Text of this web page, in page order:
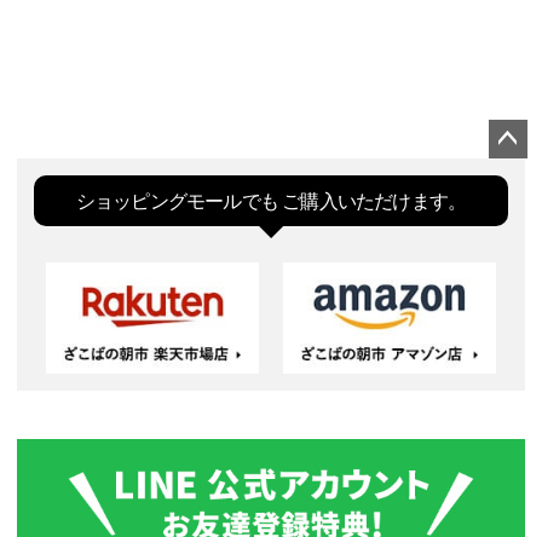
ペー
ジト
ップ
ショッピングモールでも ご購入いただけます。